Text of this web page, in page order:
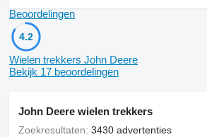
Beoordelingen
4.2
Wielen trekkers John Deere
Bekijk 17 beoordelingen
John Deere wielen trekkers
Zoekresultaten: 3430 advertenties